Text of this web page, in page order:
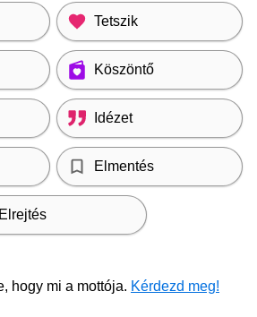
Tetszik
Köszöntő
Idézet
Elmentés
Elrejtés
hogy mi a mottója. Kérdezd meg!